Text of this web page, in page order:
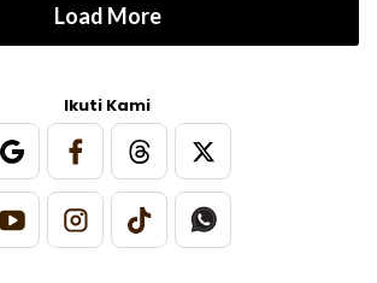
Load More
Ikuti Kami